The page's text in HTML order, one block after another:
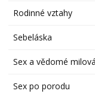
Rodinné vztahy
Sebeláska
Sex a vědomé
Sex po porodu